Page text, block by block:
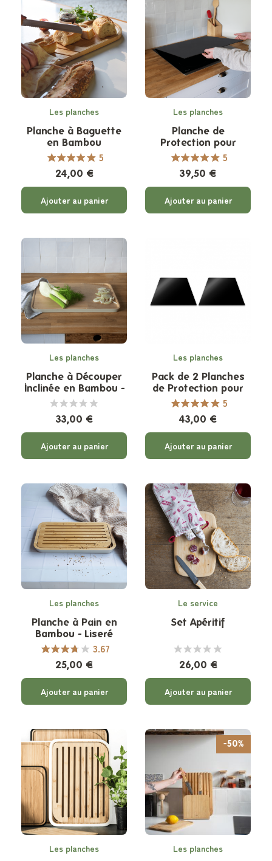
Les planches
Planche à Baguette
en Bambou
5
24,00 €
Ajouter au panier
Les planches
Planche de
Protection pour
Plaque de Cuisson -
Plein format
5
39,50 €
Ajouter au panier
Les planches
Planche à Découper
Inclinée en Bambou -
Liseré Crème
33,00 €
Ajouter au panier
Les planches
Pack de 2 Planches
de Protection pour
Plaque de Cuisson -
Demi format
5
43,00 €
Ajouter au panier
Les planches
Planche à Pain en
Bambou - Liseré
Crème 3.67
25,00 €
Ajouter au panier
Le service
Set Apéritif
26,00 €
Ajouter au panier
Les planches
-50%
Les planches